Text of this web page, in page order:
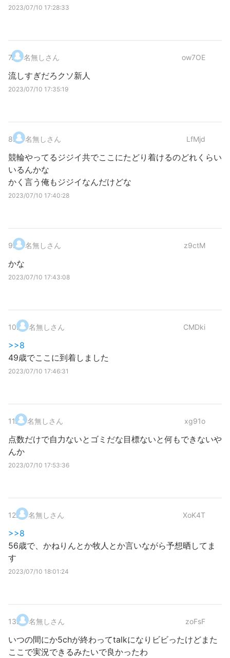
2023/07/10 17:28:33
7. 名無しさん ow7OE
流しすぎだろクソ新人
2023/07/10 17:35:19
8. 名無しさん LfMjd
競輪やってるジジイ共でここにたどり着けるのどれくらい
いるんかな
かく言う俺もジジイなんだけどな
2023/07/10 17:40:28
9. 名無しさん z9ctM
かな
2023/07/10 17:43:08
10. 名無しさん CMDki
>>8
49歳でここに到着しました
2023/07/10 17:46:31
11. 名無しさん xg91o
点数だけで自力ないとゴミだな目標ないと何もできないや
んか
2023/07/10 17:53:36
12. 名無しさん XoK4T
>>8
56歳で、かねりんとか牧人とか言いながら予想晒してま
す
2023/07/10 18:01:24
13. 名無しさん zoFsF
いつの間にか5chが終わってtalkになりビビったけどまた
ここで実況できるみたいで良かったわ